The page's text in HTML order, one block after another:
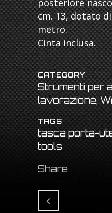
cm. 13, dotato
metro.
Cinta inclusa.
CATEGORY
Strumenti per
lavorazione,
TAGS
tasca porta-
tools
Share